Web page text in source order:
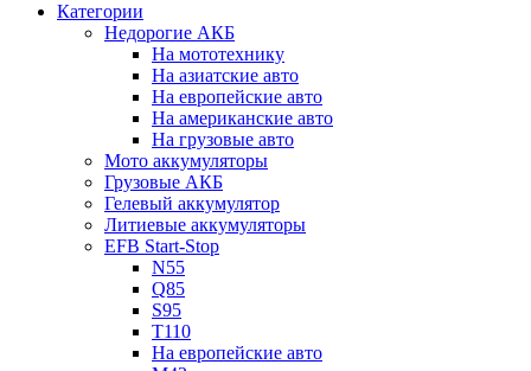
Категории
Недорогие АКБ
На мототехнику
На азиатские авто
На европейские авто
На американские авто
На грузовые авто
Мото аккумуляторы
Грузовые АКБ
Гелевый аккумулятор
Литиевые аккумуляторы
EFB Start-Stop
N55
Q85
S95
T110
На европейские авто